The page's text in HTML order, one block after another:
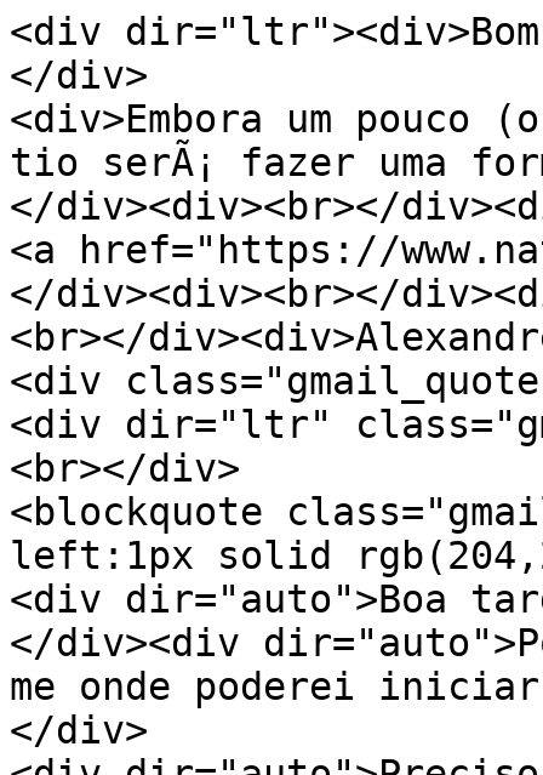
<div
</div>
<div>Embora um
tio serÃ¡ fazer uma
</div><div><br></
<a href="https://
</div><div><br></
<br></
<div
<div dir="ltr"
<br></div>
<blockquote
left:1px solid
<div dir="auto">Boa
</div><div
me onde poderei
</div>